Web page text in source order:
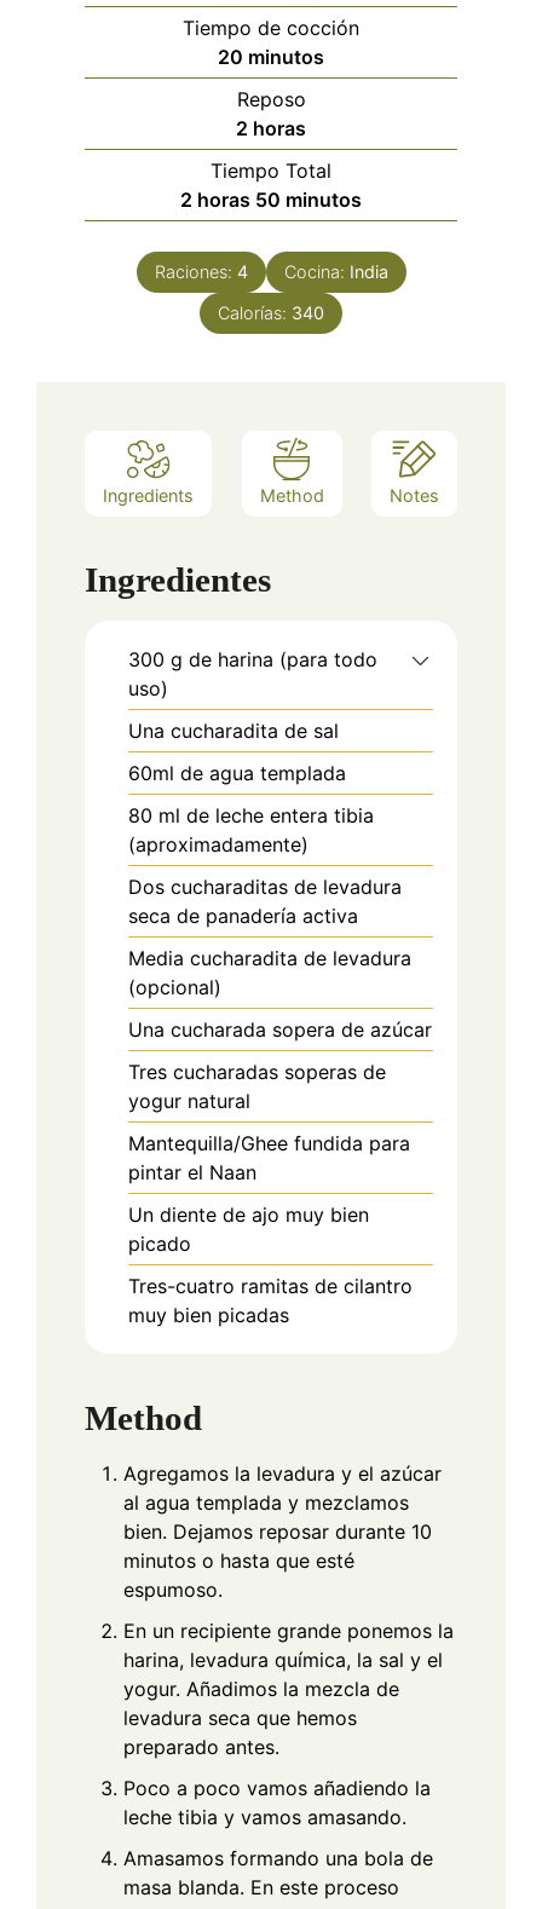
Tiempo de cocción
20 minutos
minutos
Reposo
2 horas
horas
Tiempo Total
2 horas
horas 50 minutos
minutos
Raciones: 4 Cocina: India
Calorías: 340
Ingredients Method Notes
Ingredientes
300 g de harina (para todo
uso)
Una cucharadita de sal
60ml de agua templada
80 ml de leche entera tibia
(aproximadamente)
Dos cucharaditas de levadura
seca de panadería activa
Media cucharadita de levadura
(opcional)
Una cucharada sopera de azúcar
Tres cucharadas soperas de
yogur natural
Mantequilla/Ghee fundida para
pintar el Naan
Un diente de ajo muy bien
picado
Tres-cuatro ramitas de cilantro
muy bien picadas
Method
Agregamos la levadura y el azúcar
al agua templada y mezclamos
bien. Dejamos reposar durante 10
minutos o hasta que esté
espumoso.
En un recipiente grande ponemos la
harina, levadura química, la sal y el
yogur. Añadimos la mezcla de
levadura seca que hemos
preparado antes.
Poco a poco vamos añadiendo la
leche tibia y vamos amasando.
Amasamos formando una bola de
masa blanda. En este proceso